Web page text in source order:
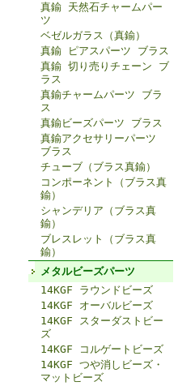
真鍮 天然石チャームパー
ツ
ベゼルガラス（真鍮）
真鍮 ピアスパーツ ブラス
真鍮 切り売りチェーン ブ
ラス
真鍮チャームパーツ ブラ
ス
真鍮ビーズパーツ ブラス
真鍮アクセサリーパーツ
ブラス
チューブ（ブラス真鍮）
コンポーネント（ブラス真
鍮）
シャンデリア（ブラス真
鍮）
ブレスレット（ブラス真
鍮）
メタルビーズパーツ
14KGF ラウンドビーズ
14KGF オーバルビーズ
14KGF スターダストビー
ズ
14KGF コルゲートビーズ
14KGF つや消しビーズ・
マットビーズ